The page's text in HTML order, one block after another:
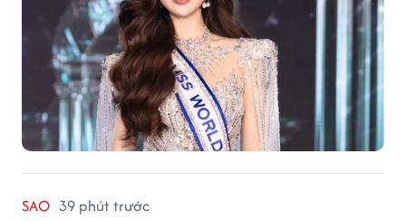
SAO 39 phút trước